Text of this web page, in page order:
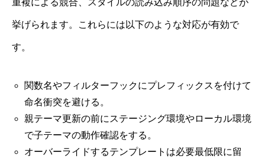
重複による競合、スタイルの読み込み順序の問題などが
挙げられます。これらには以下のような対応が有効で
す。
関数名やフィルターフックにプレフィックスを付けて
命名衝突を避ける。
親テーマ更新の前にステージング環境やローカル環境
で子テーマの動作確認をする。
オーバーライドするテンプレートは必要最低限に留